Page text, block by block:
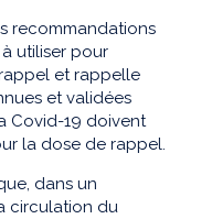
recommandations
utiliser pour
et rappelle
et validées
Covid-19 doivent
la dose de rappel.
dans un
circulation du